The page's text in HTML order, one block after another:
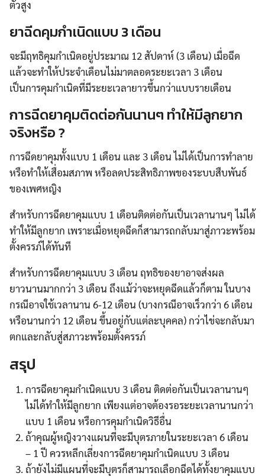
ตัวสูง
ยาฉีดคุมกำเนิดแบบ 3 เดือน
จะมีฤทธิคุมกำเนิดอยู่ประมาณ 12 สัปดาห์ (3 เดือน) เมื่อฉีด
แล้วจะทำให้ประจำเดือนไม่มาตลอดระยะเวลา 3 เดือน
เป็นการคุมกำเนิดที่มีระยะเวลายาวขึ้นกว่าแบบรายเดือน
การฉีดยาคุมติดต่อกันนานๆ ทำให้มีลูกยาก
จริงหรือ ?
การฉีดยาคุมทั้งแบบ 1 เดือน และ 3 เดือน ไม่ได้เป็นการทำลาย
หรือทำให้เสื่อมสภาพ หรือลดประสิทธิภาพของระบบสืบพันธ์
ของเพศหญิง
สำหรับการฉีดยาคุมแบบ 1 เดือนติดต่อกันเป็นเวลานานๆ ไม่ได้
ทำให้มีลูกยาก เพราะเมื่อหยุดฉีดก็สามารถกลับมาสู่ภาวะพร้อม
ตั้งครรภ์ได้ทันที
สำหรับการฉีดยาคุมแบบ 3 เดือน ฤทธิของยาอาจส่งผล
ยาวนานมากกว่า 3 เดือน ถึงแม้ว่าจะหยุดฉีดแล้วก็ตาม ในบาง
กรณีอาจใช้เวลานาน 6-12 เดือน (บางกรณีอาจเร็วกว่า 6 เดือน
หรือนานกว่า 12 เดือน ขึ้นอยู่กับแต่ละบุคคล) กว่าไข่จะกลับมา
ตกและกลับสู่สภาวะพร้อมตั้งครรภ์
สรุป
การฉีดยาคุมกำเนิดแบบ 3 เดือน ติดต่อกันเป็นเวลานานๆ
ไม่ได้ทำให้มีลูกยาก เพียงแต่อาจต้องรอระยะเวลานานกว่า
แบบ 1 เดือน หรือการคุมกำเนิดวิธีอื่น
ถ้าคุณผู้หญิงวางแผนที่จะมีบุตรภายในระยะเวลา 6 เดือน
– 1 ปี ควรหลีกเลี่ยงการฉีดยาคุมกำเนิดแบบ 3 เดือน
ถ้ายังไม่มีแผนที่จะมีบุตรก็สามารถเลือกฉีดได้ทั้งยาคุมแบบ